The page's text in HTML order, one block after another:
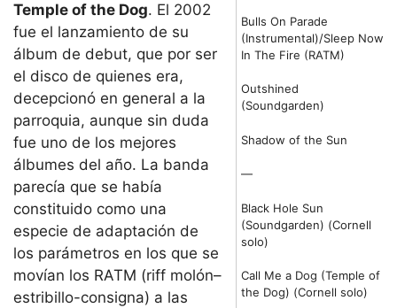
Bulls On Parade
(Instrumental)/Sleep Now
In The Fire (RATM)
Outshined
(Soundgarden)
Shadow of the Sun
—
Black Hole Sun
(Soundgarden) (Cornell
solo)
Call Me a Dog (Temple of
the Dog) (Cornell solo)
Temple of the Dog. El 2002
fue el lanzamiento de su
álbum de debut, que por ser
el disco de quienes era,
decepcionó en general a la
parroquia, aunque sin duda
fue uno de los mejores
álbumes del año. La banda
parecía que se había
constituido como una
especie de adaptación de
los parámetros en los que se
movían los RATM (riff molón–
estribillo-consigna) a las